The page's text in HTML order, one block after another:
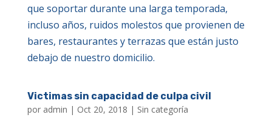
que soportar durante una larga temporada,
incluso años, ruidos molestos que provienen de
bares, restaurantes y terrazas que están justo
debajo de nuestro domicilio.
Victimas sin capacidad de culpa civil
por admin | Oct 20, 2018 | Sin categoría